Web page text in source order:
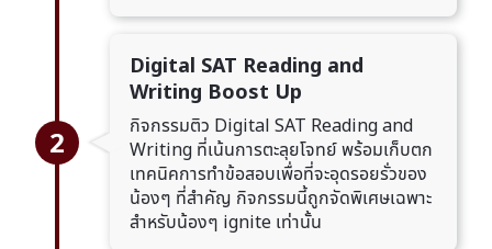
2
Digital SAT Reading and
Writing Boost Up
กิจกรรมติว Digital SAT Reading and
Writing ที่เน้นการตะลุยโจทย์ พร้อมเก็บตก
เทคนิคการทำข้อสอบเพื่อที่จะอุดรอยรั่วของ
น้องๆ ที่สำคัญ กิจกรรมนี้ถูกจัดพิเศษเฉพาะ
สำหรับน้องๆ ignite เท่านั้น